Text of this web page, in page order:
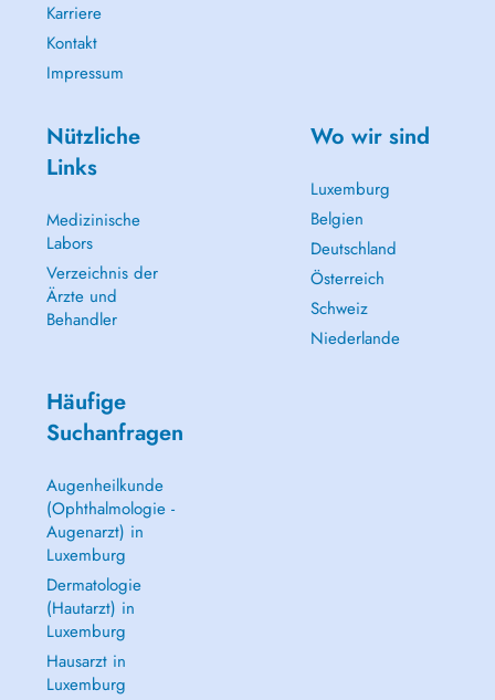
Karriere
Kontakt
Impressum
Nützliche
Links
Medizinische
Labors
Verzeichnis der
Ärzte und
Behandler
Wo wir sind
Luxemburg
Belgien
Deutschland
Österreich
Schweiz
Niederlande
Häufige
Suchanfragen
Augenheilkunde
(Ophthalmologie -
Augenarzt) in
Luxemburg
Dermatologie
(Hautarzt) in
Luxemburg
Hausarzt in
Luxemburg